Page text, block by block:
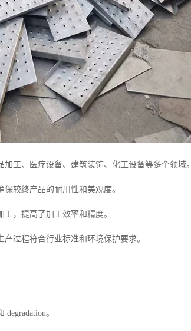
工、医疗设备、建筑装饰、化工设备等多个领域。
较终产品的耐用性和美观度。
，提高了加工效率和精度。
过程符合行业标准和环境保护要求。
。